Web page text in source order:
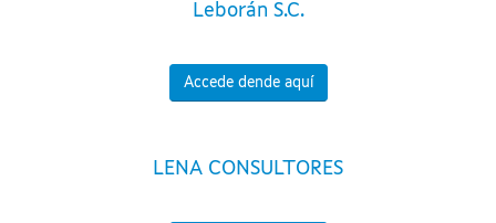
Leborán S.C.
Accede dende aquí
LENA CONSULTORES